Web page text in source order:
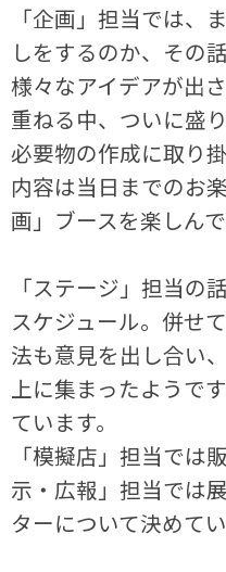
「企画」担当では、
しをするのか、その
様々なアイデアが出
重ねる中、ついに盛
必要物の作成に取り
内容は当日までのお
画」ブースを楽しん
「ステージ」担当の
スケジュール。併せ
法も意見を出し合い
上に集まったようで
ています。
「模擬店」担当では
示・広報」担当では
ターについて決めてい